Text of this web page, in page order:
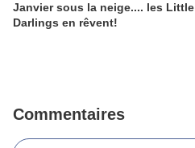
Janvier sous la neige.... les Little
Darlings en rêvent!
Commentaires